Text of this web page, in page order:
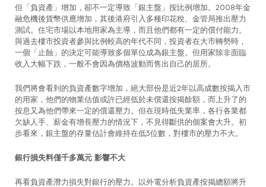
但「負資產」增加，卻不一定導致「銀主盤」按比例增加。2008年金
融危機後貨幣供應增加，其後港府引入多種印花稅、金管局推出壓力
測試。住宅市場以本地用家為主導，而且他們都有一定的償付能力。
與過去樓市投資者參與比例較高的年代不同，投資者在大市轉勢時，
一個「止蝕」的決定可能導致多個單位成為銀主盤。但用家除非面臨
收入大幅下跌，一般不會因為價格波動而售出自己的居所。
我們將會看到的負資產數字增加，絕大部份是近2年以高成數按揭入市
的用家，他們的物業估值或許已經低於未償還按揭餘額，而上升了的
按息又為他們帶來一定的償還壓力。但在現時低失業率，各行各業都
欠缺人手、薪金有增長壓力的情況下，不見得斷供的個案會大升。初
步看來，銀主盤的存量估計會維持在低3位數，對樓市的壓力不大。
銀行損失料僅千多萬元 影響不大
再看負資產潛力損失對銀行的壓力。以外電分析負資產按揭總額將升